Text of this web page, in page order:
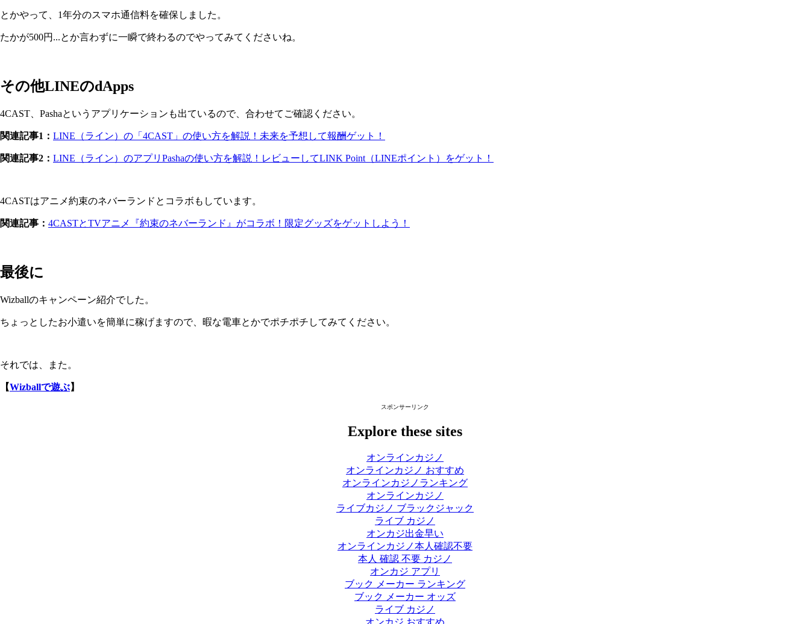
とかやって、1年分のスマホ通信料を確保しました。
たかが500円...とか言わずに一瞬で終わるのでやってみてくださいね。
その他LINEのdApps
4CAST、Pashaというアプリケーションも出ているので、合わせてご確認ください。
関連記事1： LINE（ライン）の「4CAST」の使い方を解説！未来を予想して報酬ゲット！
関連記事2： LINE（ライン）のアプリPashaの使い方を解説！レビューしてLINK Point（LINEポイント）をゲット！
4CASTはアニメ約束のネバーランドとコラボもしています。
関連記事： 4CASTとTVアニメ『約束のネバーランド』がコラボ！限定グッズをゲットしよう！
最後に
Wizballのキャンペーン紹介でした。
ちょっとしたお小遣いを簡単に稼げますので、暇な電車とかでポチポチしてみてください。
それでは、また。
【Wizballで遊ぶ】
スポンサーリンク
Explore these sites
オンラインカジノ
オンラインカジノ おすすめ
オンラインカジノランキング
オンラインカジノ
ライブカジノ ブラックジャック
ライブ カジノ
オンカジ出金早い
オンラインカジノ本人確認不要
本人 確認 不要 カジノ
オンカジ アプリ
ブック メーカー ランキング
ブック メーカー オッズ
ライブ カジノ
オンカジ おすすめ